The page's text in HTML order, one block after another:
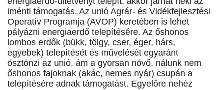
iménti támogatás. Az unió Agrár- és Vidékfejlesztési
Operatív Programja (AVOP) keretében is lehet
pályázni energiaerdő telepítésére. Az őshonos
lombos erdők (bükk, tölgy, cser, éger, hárs,
egyebek) telepítését és művelését egyaránt
ösztönzi az unió, ám a gyorsan növő, nálunk nem
őshonos fajoknak (akác, nemes nyár) csupán a
telepítésére adnak támogatást. Egyelőre nehéz